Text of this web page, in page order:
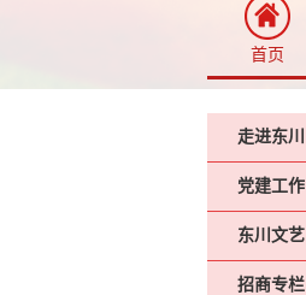
首页
走进东川
党建工作
东川文艺
招商专栏